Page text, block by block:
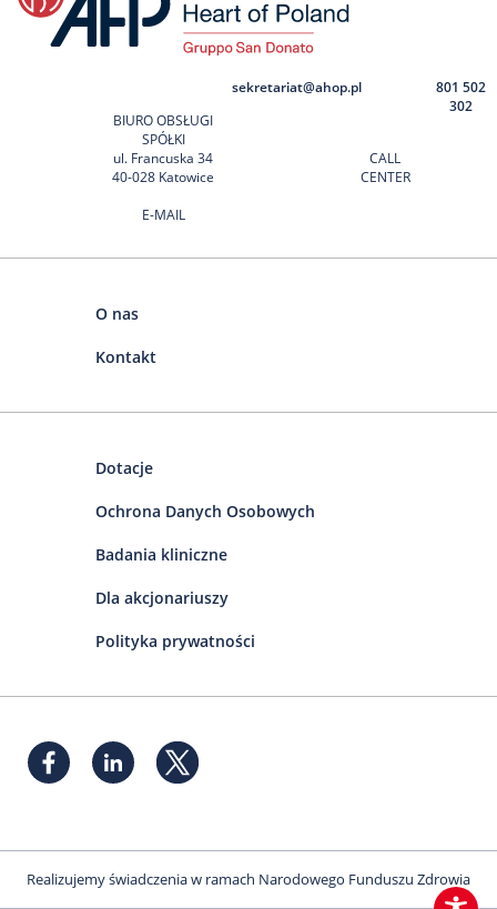
BIURO OBSŁUGI
SPÓŁKI
ul. Francuska 34
40-028 Katowice
E-MAIL
sekretariat@ahop.pl
CALL
CENTER
801 502
302
O nas
Kontakt
Dotacje
Ochrona Danych Osobowych
Badania kliniczne
Dla akcjonariuszy
Polityka prywatności
Realizujemy świadczenia w ramach Narodowego Funduszu Zdrowia